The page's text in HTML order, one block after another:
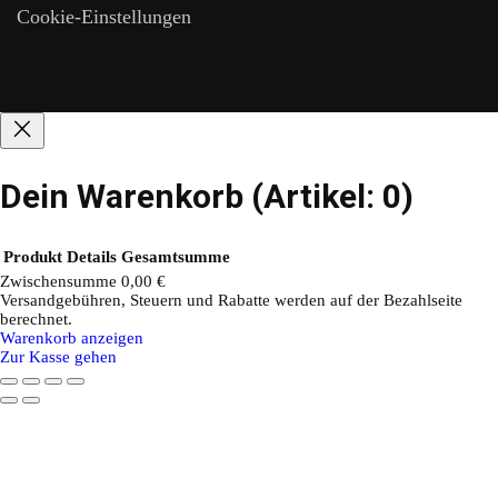
Cookie-Einstellungen
Dein Warenkorb (Artikel: 0)
Produkte
im
Warenkorb
Produkt Details Gesamtsumme
Zwischensumme 0,00 €
Versandgebühren, Steuern und Rabatte werden auf der Bezahlseite
berechnet.
Warenkorb anzeigen
Zur Kasse gehen